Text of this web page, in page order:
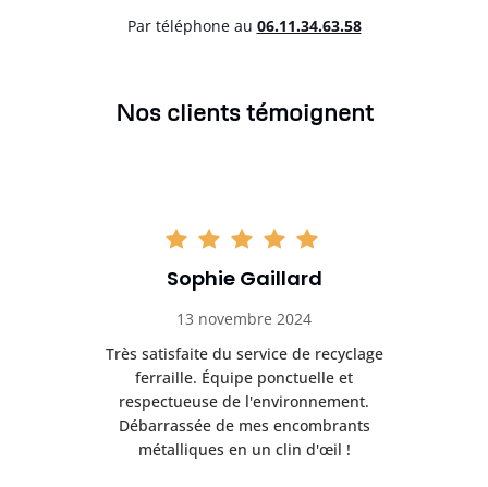
Par téléphone au 06.11.34.63.58
Nos clients témoignent
Sophie Gaillard
13 novembre 2024
Très satisfaite du service de recyclage
ferraille. Équipe ponctuelle et
respectueuse de l'environnement.
Débarrassée de mes encombrants
métalliques en un clin d'œil !